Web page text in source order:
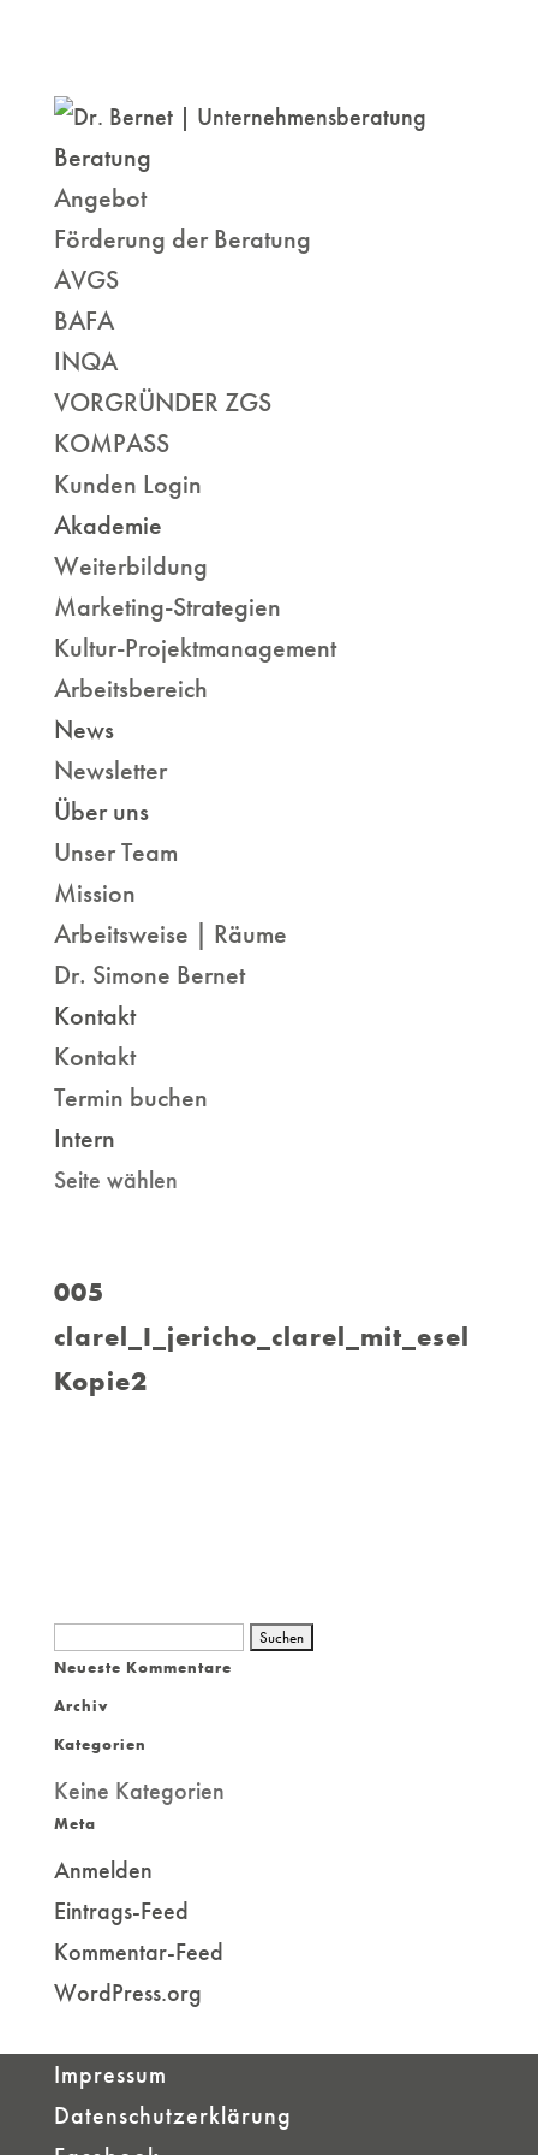
Beratung
Angebot
Förderung der Beratung
AVGS
BAFA
INQA
VORGRÜNDER ZGS
KOMPASS
Kunden Login
Akademie
Weiterbildung
Marketing-Strategien
Kultur-Projektmanagement
Arbeitsbereich
News
Newsletter
Über uns
Unser Team
Mission
Arbeitsweise | Räume
Dr. Simone Bernet
Kontakt
Kontakt
Termin buchen
Intern
Seite wählen
005
clarel_I_jericho_clarel_mit_esel
Kopie2
Suchen
nach:
Neueste Kommentare
Archiv
Kategorien
Keine Kategorien
Meta
Anmelden
Eintrags-Feed
Kommentar-Feed
WordPress.org
Impressum
Datenschutzerklärung